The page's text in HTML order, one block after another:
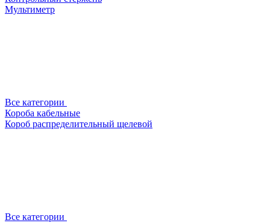
Мультиметр
Все категории
Короба кабельные
Короб распределительный щелевой
Все категории